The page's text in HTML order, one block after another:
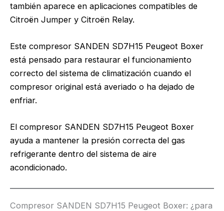
también aparece en aplicaciones compatibles de
Citroën Jumper y Citroën Relay.
Este compresor SANDEN SD7H15 Peugeot Boxer
está pensado para restaurar el funcionamiento
correcto del sistema de climatización cuando el
compresor original está averiado o ha dejado de
enfriar.
El compresor SANDEN SD7H15 Peugeot Boxer
ayuda a mantener la presión correcta del gas
refrigerante dentro del sistema de aire
acondicionado.
Compresor SANDEN SD7H15 Peugeot Boxer: ¿para